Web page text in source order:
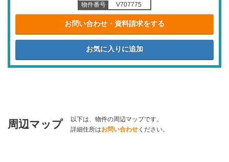
物件番号 V707775
お問い合わせ・資料請求をする
周辺マップ
以下は、物件の周辺マップです。
詳細住所はお問い合わせ ください。